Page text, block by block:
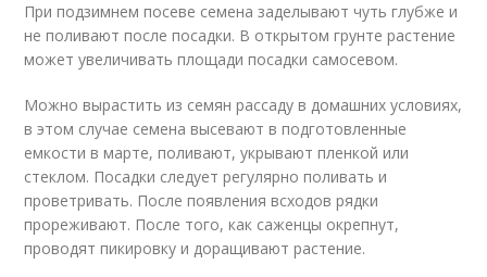
При подзимнем посеве семена заделывают чуть глубже и
не поливают после посадки. В открытом грунте растение
может увеличивать площади посадки самосевом.
Можно вырастить из семян рассаду в домашних условиях,
в этом случае семена высевают в подготовленные
емкости в марте, поливают, укрывают пленкой или
стеклом. Посадки следует регулярно поливать и
проветривать. После появления всходов рядки
прореживают. После того, как саженцы окрепнут,
проводят пикировку и доращивают растение.